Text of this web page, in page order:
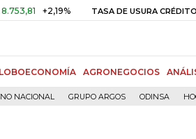
+2,19% TASA DE USURA CRÉDITO
AGRONEGOCIOS
NACIONAL GRUPO ARGOS ODINSA